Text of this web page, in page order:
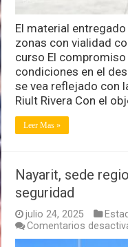
El material
zonas con vialidad
curso El
condiciones en el
se vea reflejado con
Riult Rivera Con el
Leer Mas »
Nayarit, sede
seguridad
julio 24, 2025
Comentarios